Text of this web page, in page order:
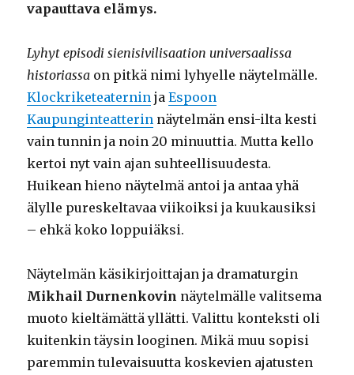
vapauttava elämys.
Lyhyt episodi sienisivilisaation universaalissa
historiassa on pitkä nimi lyhyelle näytelmälle.
Klockriketeaternin jaEspoon
Kaupunginteatterin näytelmän ensi-ilta kesti
vain tunnin ja noin 20 minuuttia. Mutta kello
kertoi nyt vain ajan suhteellisuudesta.
Huikean hieno näytelmä antoi ja antaa yhä
älylle pureskeltavaa viikoiksi ja kuukausiksi
– ehkä koko loppuiäksi.
Näytelmän käsikirjoittajan ja dramaturgin
Mikhail Durnenkovin näytelmälle valitsema
muoto kieltämättä yllätti. Valittu konteksti oli
kuitenkin täysin looginen. Mikä muu sopisi
paremmin tulevaisuutta koskevien ajatusten